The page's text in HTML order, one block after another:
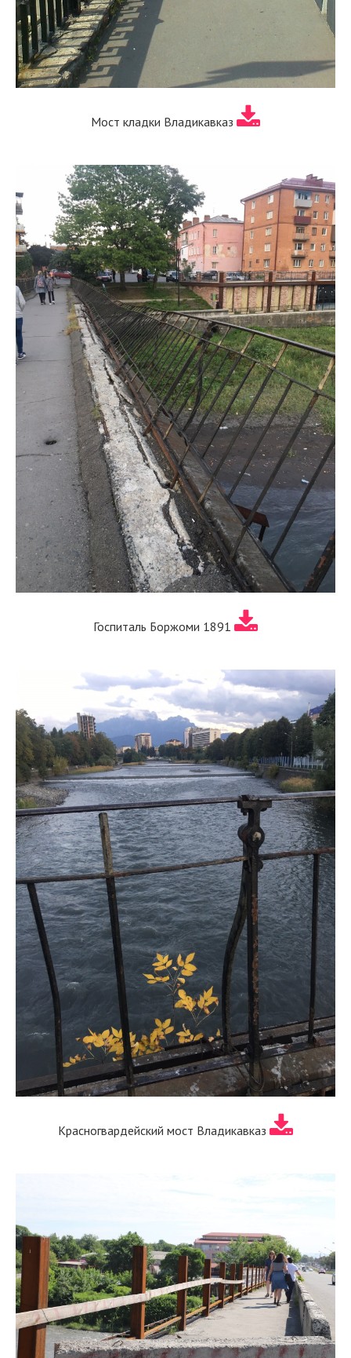
Мост кладки Владикавказ
Госпиталь Боржоми 1891
Красногвардейский мост Владикавказ